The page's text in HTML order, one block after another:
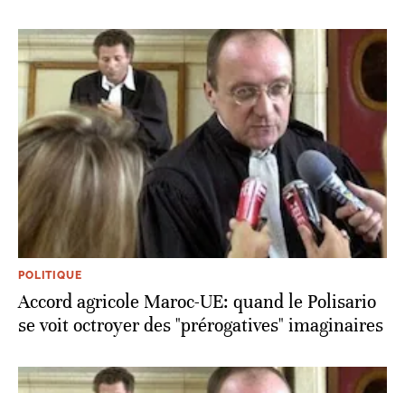
POLITIQUE
Accord agricole Maroc-UE: quand le Polisario
se voit octroyer des "prérogatives" imaginaires